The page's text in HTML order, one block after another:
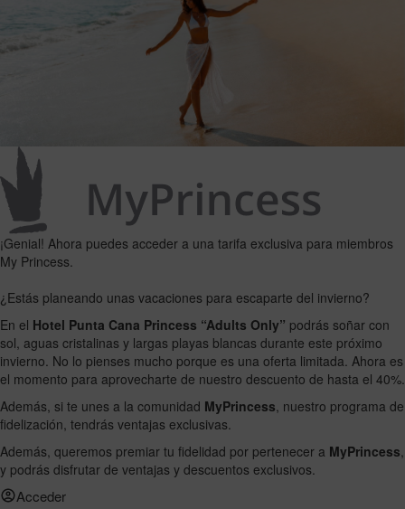
¡Genial! Ahora puedes acceder a una tarifa exclusiva para miembros
My Princess.
¿Estás planeando unas vacaciones para escaparte del invierno?
En el Hotel Punta Cana Princess “Adults Only” podrás soñar con
sol, aguas cristalinas y largas playas blancas durante este próximo
invierno. No lo pienses mucho porque es una oferta limitada. Ahora es
el momento para aprovecharte de nuestro descuento de hasta el 40%.
Además, si te unes a la comunidad MyPrincess , nuestro programa de
fidelización, tendrás ventajas exclusivas.
Además, queremos premiar tu fidelidad por pertenecer a MyPrincess
y podrás disfrutar de ventajas y descuentos exclusivos.
Acceder